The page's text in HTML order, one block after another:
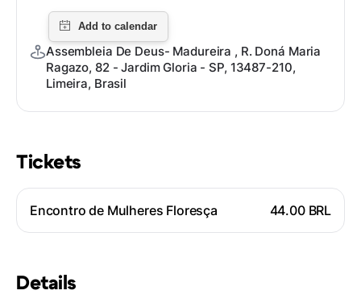
Tickets
Encontro de Mulheres Floresça 44.00 BRL
Details
Assembleia De Deus- Madureira , R. Doná Maria
Ragazo, 82 - Jardim Gloria - SP, 13487-210,
Limeira, Brasil